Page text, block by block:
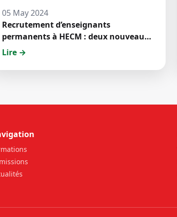
05 May 2024
Recrutement d’enseignants
permanents à HECM : deux nouveaux
jeunes docteurs ont prêté́ serment
Lire →